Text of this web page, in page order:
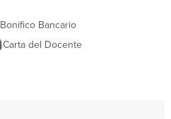
Bonifico Bancario
Carta del Docente